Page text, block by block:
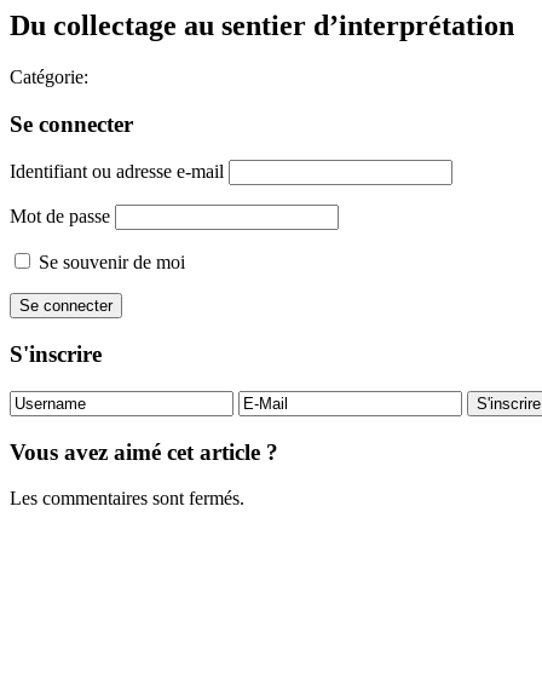
Du collectage au sentier d’interprétation
Catégorie:
Se connecter
Identifiant ou adresse e-mail
Mot de passe
Se souvenir de moi
S'inscrire
Vous avez aimé cet article ?
Les commentaires sont fermés.